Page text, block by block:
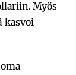
Myös
kasvoi